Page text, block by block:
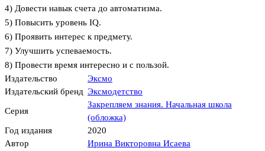
4) Довести навык счета до автоматизма.
5) Повысить уровень IQ.
6) Проявить интерес к предмету.
7) Улучшить успеваемость.
8) Провести время интересно и с пользой.
Издательство
Эксмо
Издательский бренд Эксмодетство
Серия
Закрепляем знания. Начальная школа
(обложка)
Год издания
2020
Автор
Ирина Викторовна Исаева